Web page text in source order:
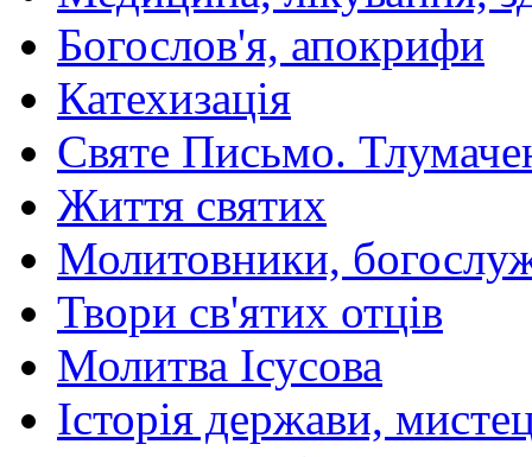
Богослов'я, апокрифи
Катехизація
Святе Письмо.
Життя святих
Молитовники,
Твори св'ятих отців
Молитва Ісусова
Історія держави,